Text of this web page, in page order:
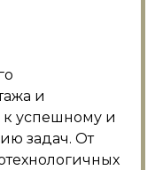
и
к успешному и
задач. От